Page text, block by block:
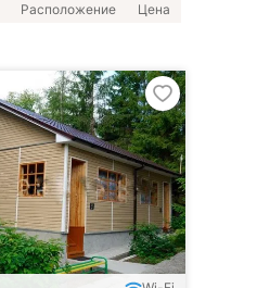
Расположение Цена